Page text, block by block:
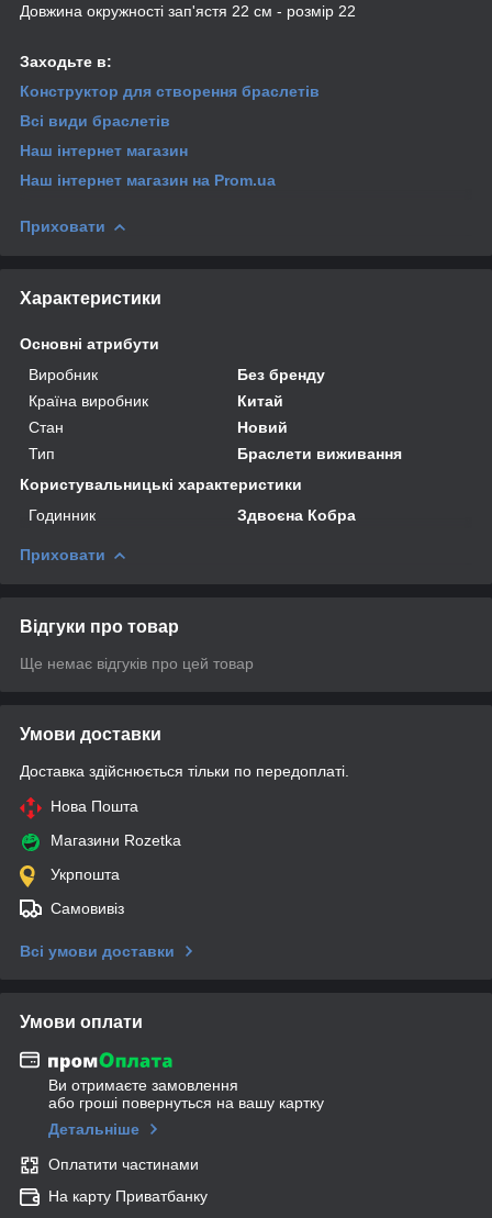
Довжина окружності зап'ястя 22 см - розмір 22
Заходьте в:
Конструктор для створення браслетів
Всі види браслетів
Наш інтернет магазин
Наш інтернет магазин на Prom.ua
Приховати
Характеристики
Основні атрибути
Виробник
Без бренду
Країна виробник
Китай
Стан
Новий
Тип
Браслети виживання
Користувальницькі характеристики
Годинник
Здвоєна Кобра
Приховати
Відгуки про товар
Ще немає відгуків про цей товар
Умови доставки
Доставка здійснюється тільки по передоплаті.
Нова Пошта
Магазини Rozetka
Укрпошта
Самовивіз
Всі умови доставки
Умови оплати
Ви отримаєте замовлення
або гроші повернуться на вашу картку
Детальніше
Оплатити частинами
На карту Приватбанку